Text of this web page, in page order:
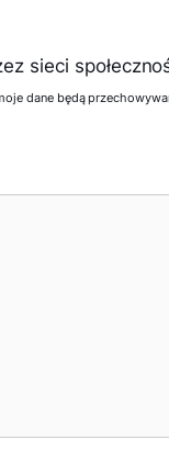
sieci
dane będą